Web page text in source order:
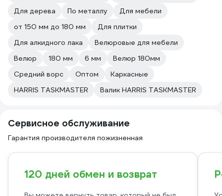
Для дерева
По металлу
Для мебели
от 150 мм до 180 мм
Для плитки
Для алкидного лака
Велюровые для мебели
Велюр
180 мм 6 мм
Велюр 180мм
Средний ворс
Оптом
Каркасные
HARRIS TASKMASTER
Валик HARRIS TASKMASTER
Сервисное обслуживание
Гарантия производителя пожизненная
120 дней обмен и возврат